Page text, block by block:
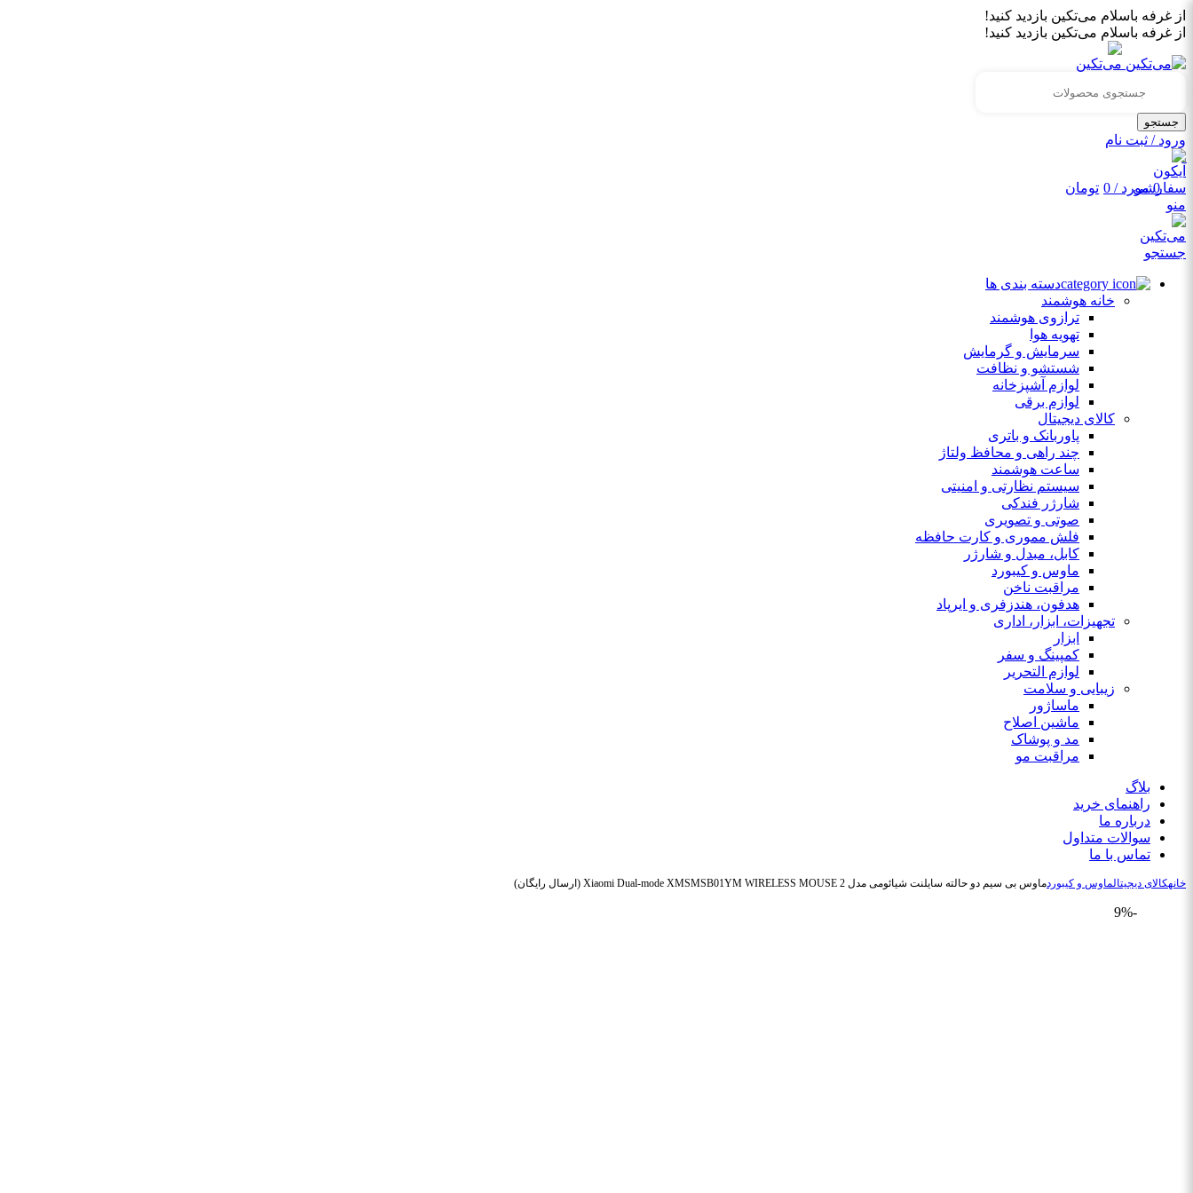
از غرفه باسلام می‌تکین بازدید کنید!
از غرفه باسلام می‌تکین بازدید کنید!
جستجو
ورود / ثبت نام
0 مورد/
0 تومان
منو
جستجو
دسته بندی ها
خانه هوشمند
ترازوی هوشمند
تهویه هوا
سرمایش و گرمایش
شستشو و نظافت
لوازم آشپزخانه
لوازم برقی
کالای دیجیتال
پاوربانک و باتری
چند راهی و محافظ ولتاژ
ساعت هوشمند
سیستم نظارتی و امنیتی
شارژر فندکی
صوتی و تصویری
فلش مموری و کارت حافظه
کابل، مبدل و شارژر
ماوس و کیبورد
مراقبت ناخن
هدفون، هندزفری و ایرپاد
تجهیزات، ابزار، اداری
ابزار
کمپینگ و سفر
لوازم التحریر
زیبایی و سلامت
ماساژور
ماشین اصلاح
مد و پوشاک
مراقبت مو
بلاگ
راهنمای خرید
درباره ما
سوالات متداول
تماس با ما
خانهکالای دیجیتالماوس و کیبوردماوس بی سیم دو حالته سایلنت شیائومی مدل Xiaomi Dual-mode XMSMSB01YM WIRELESS MOUSE 2 (ارسال رایگان)
-9%